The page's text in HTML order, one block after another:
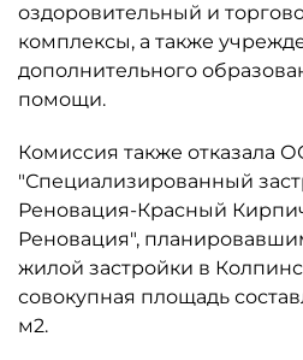
оздоровительный и
комплексы, а также
дополнительного
помощи.
Комиссия также отказала
"Специализированный
Реновация-Красный
Реновация",
жилой застройки в
совокупная площадь
м2.